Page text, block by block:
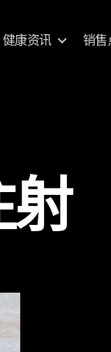
健康资讯 销售